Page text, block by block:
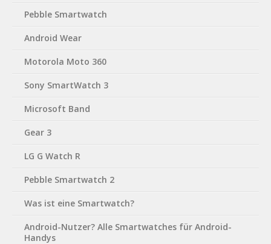
Pebble Smartwatch
Android Wear
Motorola Moto 360
Sony SmartWatch 3
Microsoft Band
Gear 3
LG G Watch R
Pebble Smartwatch 2
Was ist eine Smartwatch?
Android-Nutzer? Alle Smartwatches für Android-
Handys